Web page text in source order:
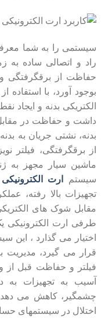
سیستمی را به شما
راد و اتصالی ساده
حفاظت از برقگرفتگی
بوجود آورد، با
الکتریکی بدنه و ایجاد
داشت و حفاظت در
بدنه، نشتی جریان به
از برقگرفتگی، فیلتر
ماشین سیار مجهز به
سیستم ارت الکترونیکی
تجهیزات بالا رفته،
مقابل شوک های
طرفی ارت الکترونیکی
اختیار می گذارد ، این
قرار می گیرد، مدیریت
فیلتر و حفاظت قبل از
آسیب به تجهیزات به
چشمگیر، کاهش می دهد.
اختلال در سیستمهای